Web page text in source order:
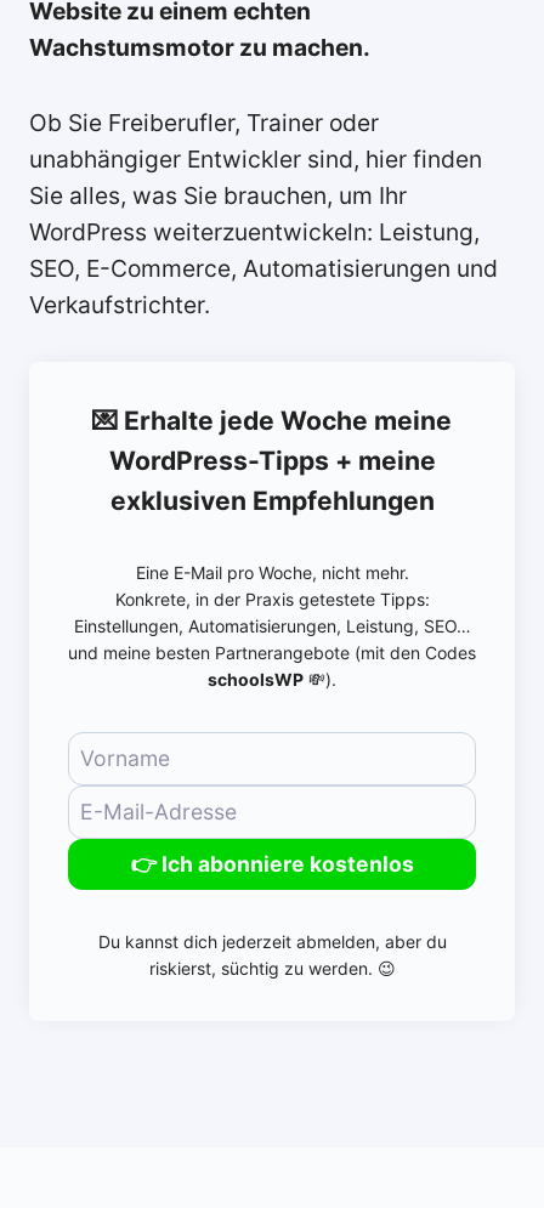
Website zu einem echten
Wachstumsmotor zu machen.
Ob Sie Freiberufler, Trainer oder
unabhängiger Entwickler sind, hier finden
Sie alles, was Sie brauchen, um Ihr
WordPress weiterzuentwickeln: Leistung,
SEO, E-Commerce, Automatisierungen und
Verkaufstrichter.
💌 Erhalte jede Woche meine
WordPress-Tipps + meine
exklusiven Empfehlungen
Eine E-Mail pro Woche, nicht mehr.
Konkrete, in der Praxis getestete Tipps:
Einstellungen, Automatisierungen, Leistung, SEO…
und meine besten Partnerangebote (mit den Codes
schoolsWP 💸).
👉 Ich abonniere kostenlos
Du kannst dich jederzeit abmelden, aber du
riskierst, süchtig zu werden. 😉